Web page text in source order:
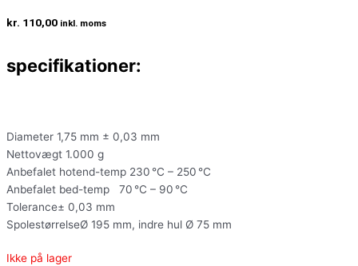
kr. 110,00 inkl. moms
specifikationer:
Diameter 1,75 mm ± 0,03 mm
Nettovægt 1.000 g
Anbefalet hotend-temp 230 °C – 250 °C
Anbefalet bed-temp 70 °C – 90 °C
Tolerance± 0,03 mm
SpolestørrelseØ 195 mm, indre hul Ø 75 mm
Ikke på lager